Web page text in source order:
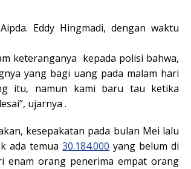
Eddy Hingmadi, dengan waktu
keteranganya kepada polisi bahwa,
yang bagi uang pada malam hari
itu, namun kami baru tau ketika
ujarnya .
kesepakatan pada bulan Mei lalu
ada temua30.184.000 yang belum di
enam orang penerima empat orang